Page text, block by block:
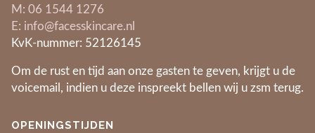
​M: 06 1544 1276
E: info@facesskincare.nl
KvK-nummer: 52126145
Om de rust en tijd aan onze gasten te geven, krijgt u de
voicemail, indien u deze inspreekt bellen wij u zsm terug.
OPENINGSTIJDEN